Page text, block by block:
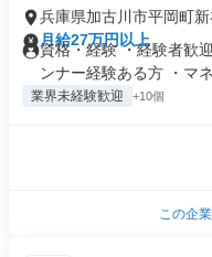
兵庫県加古川市平岡町
月給27万円以上
資格・経験 ・経験者歓
ンナー経験ある方 ・マネ
業界未経験歓迎 +10個
この企